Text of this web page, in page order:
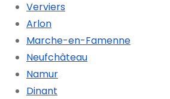
Verviers
Arlon
Marche-en-Famenne
Neufchâteau
Namur
Dinant